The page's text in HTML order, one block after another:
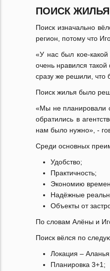
ПОИСК ЖИЛЬЯ
Поиск изначально
регион, потому что
«У нас был кое-
очень нравился
сразу же решили, что
Поиск жилья было
«Мы не планировали
обратились в
нам было нужно», -
Среди основных
Удобство;
Практичность;
Экономию
Надёжные
Объекты от
По словам Алёны и
Поиск вёлся по
Локация –
Планировка 3+1;